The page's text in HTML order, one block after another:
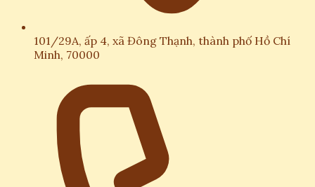
101/29A, ấp 4, xã Đông Thạnh, thành phố Hồ Chí
Minh, 70000